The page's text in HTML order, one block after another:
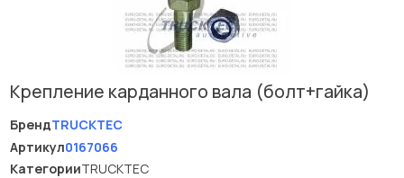
Крепление карданного вала (болт+гайка)
БрендTRUCKTEC
Артикул0167066
КатегорииTRUCKTEC